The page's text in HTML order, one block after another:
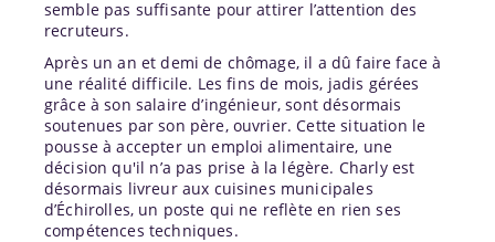
semble pas suffisante pour attirer l’attention des
recruteurs.
Après un an et demi de chômage, il a dû faire face à
une réalité difficile. Les fins de mois, jadis gérées
grâce à son salaire d’ingénieur, sont désormais
soutenues par son père, ouvrier. Cette situation le
pousse à accepter un emploi alimentaire, une
décision qu'il n’a pas prise à la légère. Charly est
désormais livreur aux cuisines municipales
d’Échirolles, un poste qui ne reflète en rien ses
compétences techniques.